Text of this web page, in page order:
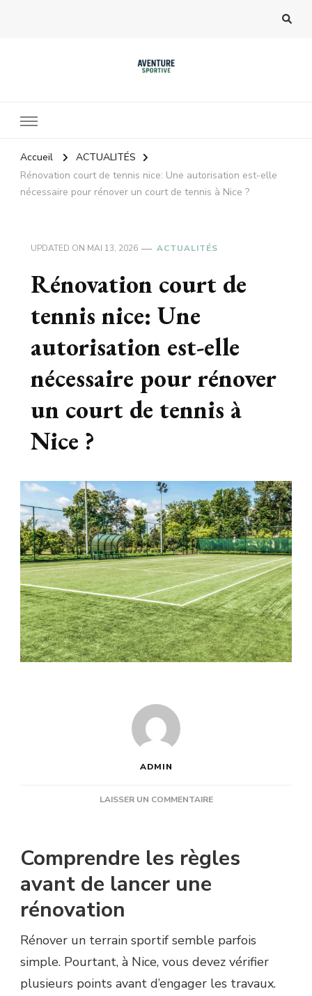
Accueil
ACTUALITÉS
Rénovation court de tennis nice: Une autorisation est-elle
nécessaire pour rénover un court de tennis à Nice ?
UPDATED ON MAI 13, 2026 ACTUALITÉS
Rénovation court de
tennis nice: Une
autorisation est-elle
nécessaire pour rénover
un court de tennis à
Nice ?
ADMIN
LAISSER UN COMMENTAIRESUR
TENNIS
NÉCESSAIRE
POUR
UN
Comprendre les règles
avant de lancer une
rénovation
Rénover un terrain sportif semble parfois
simple. Pourtant, à Nice, vous devez vérifier
plusieurs points avant d’engager les travaux.